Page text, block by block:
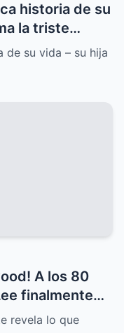
historia de su
la triste
de su vida – su hija
A los 80
finalmente
que todos
revela lo que